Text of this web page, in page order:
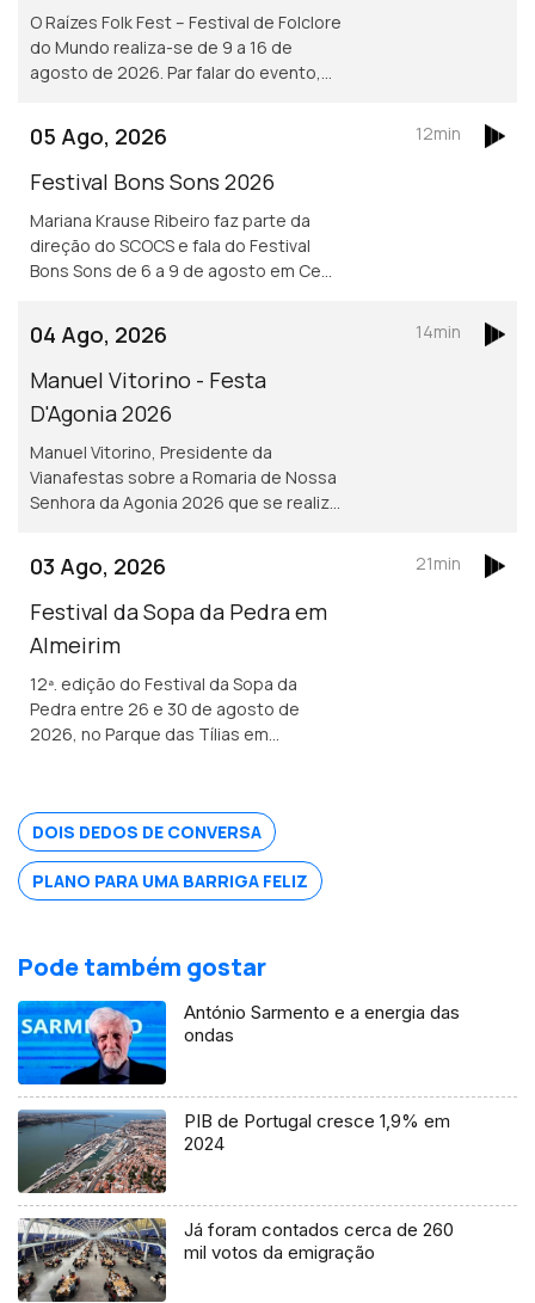
O Raízes Folk Fest – Festival de Folclore
do Mundo realiza-se de 9 a 16 de
agosto de 2026. Par falar do evento,
05 Ago, 2026
Festival Bons Sons 2026
Mariana Krause Ribeiro faz parte da
direção do SCOCS e fala do Festival
Bons Sons de 6 a 9 de agosto em Cem
ano sob a ideia de resistência.
12min
04 Ago, 2026
Manuel Vitorino - Festa
D'Agonia 2026
Manuel Vitorino, Presidente da
Vianafestas sobre a Romaria de Nossa
Senhora da Agonia 2026 que se realiza
tradição, da devoção e da alegria.
14min
03 Ago, 2026
Festival da Sopa da Pedra em
Almeirim
12ª. edição do Festival da Sopa da
Pedra entre 26 e 30 de agosto de
2026, no Parque das Tílias em
destaca o famoso prato certificado, e
conta com concertos, artesanato e
tasquinhas. <br /> O grão-confrade
Luís Manso da Confraria Gastronómica
21min
DOIS DEDOS DE CONVERSA
PLANO PARA UMA BARRIGA FELIZ
Pode também gostar
António Sarmento e a energia das
ondas
PIB de Portugal cresce 1,9% em
2024
Já foram contados cerca de 260
mil votos da emigração